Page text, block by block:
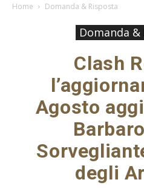
Home Domanda & Risposta
Domanda
Clash
Agosto
degli